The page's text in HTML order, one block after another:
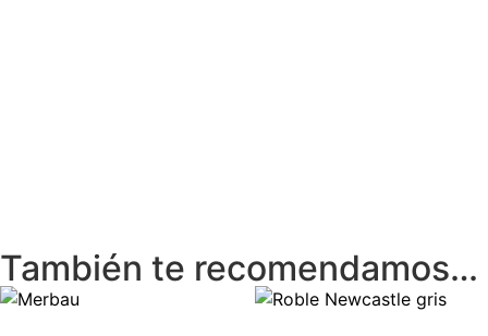
También te recomendamos…